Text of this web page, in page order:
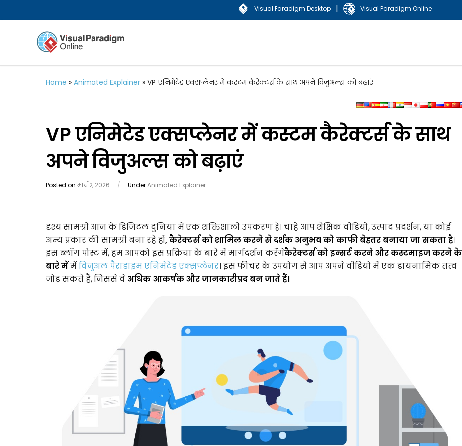
Visual Paradigm Desktop | Visual Paradigm Online
Home » Animated Explainer » VP एनिमेटेड एक्सप्लेनर में कस्टम कैरेक्टर्स के साथ अपने विजुअल्स को बढ़ाएं
VP एनिमेटेड एक्सप्लेनर में कस्टम कैरेक्टर्स के साथ
अपने विजुअल्स को बढ़ाएं
Posted onमार्च 2, 2026 / UnderAnimated Explainer
दृश्य सामग्री आज के डिजिटल दुनिया में एक शक्तिशाली उपकरण है। चाहे आप शैक्षिक वीडियो, उत्पाद प्रदर्शन, या कोई
अन्य प्रकार की सामग्री बना रहे हों, कैरेक्टर्स को शामिल करने से दर्शक अनुभव को काफी बेहतर बनाया जा सकता है।
इस ब्लॉग पोस्ट में, हम आपको इस प्रक्रिया के बारे में मार्गदर्शन करेंगेकैरेक्टर्स को इन्सर्ट करने और कस्टमाइज करने के
बारे मेंमेंविजुअल पैराडाइम एनिमेटेड एक्सप्लेनर। इस फीचर के उपयोग से आप अपने वीडियो में एक डायनामिक तत्व
जोड़ सकते हैं, जिससे वे अधिक आकर्षक और जानकारीप्रद बन जाते हैं।